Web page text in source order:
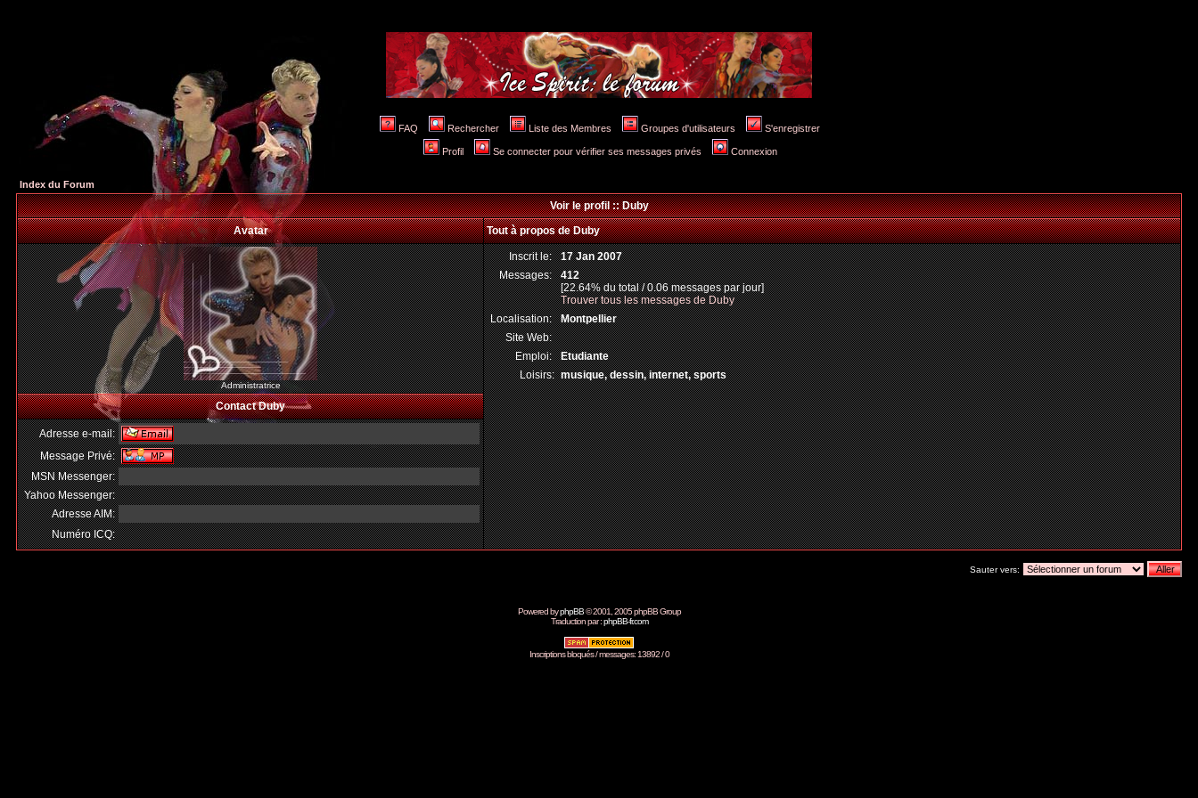
FAQ Rechercher Liste des Membres Groupes d'utilisateurs S'enregistrer
Profil Se connecter pour vérifier ses messages privés Connexion
Index du Forum
Voir le profil :: Duby
Avatar
Tout à propos de Duby
Administratrice
Inscrit le: 17 Jan 2007
Messages: 412
[22.64% du total / 0.06 messages par jour]
Trouver tous les messages de Duby
Localisation: Montpellier
Site Web:
Emploi: Etudiante
Loisirs: musique, dessin, internet, sports
Contact Duby
Adresse e-mail:
Message Privé:
MSN Messenger:
Yahoo Messenger:
Adresse AIM:
Numéro ICQ:
Sauter vers:
Powered byphpBB© 2001, 2005 phpBB Group
Traduction par :phpBB-fr.com
Inscriptions bloqués / messages: 13892 / 0